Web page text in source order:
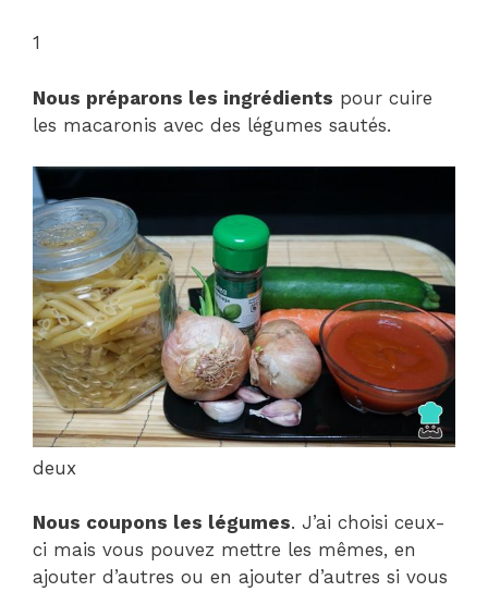
1
Nous préparons les ingrédients pour cuire
les macaronis avec des légumes sautés.
deux
Nous coupons les légumes. J’ai choisi ceux-
ci mais vous pouvez mettre les mêmes, en
ajouter d’autres ou en ajouter d’autres si vous